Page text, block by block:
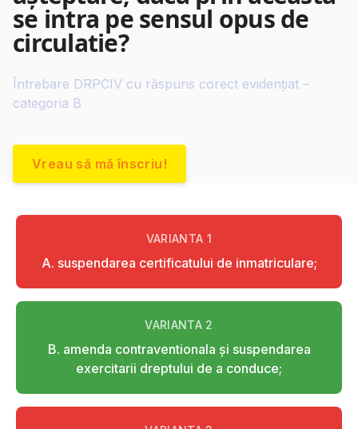
se intra pe sensul opus de
circulatie?
Întrebare DRPCIV cu răspuns corect evidențiat –
categoria B
Vreau să mă înscriu!
VARIANTA 1
A. suspendarea certificatului de inmatriculare;
VARIANTA 2
B. amenda contraventionala şi suspendarea
exercitarii dreptului de a conduce;